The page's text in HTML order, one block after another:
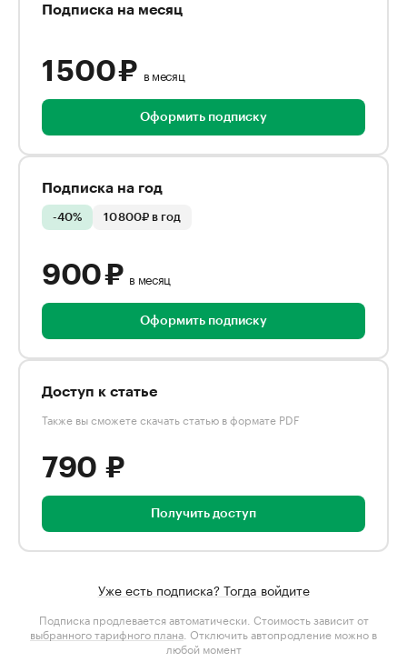
Подписка на месяц
1 500 ₽ в месяц
Оформить подписку
Подписка на год
-40% 10 800₽ в год
900 ₽ в месяц
Оформить подписку
Доступ к статье
Также вы сможете скачать статью в формате PDF
790 ₽
Получить доступ
Уже есть подписка? Тогда войдите
Подписка продлевается автоматически. Стоимость зависит от
выбранного тарифного плана . Отключить автопродление можно в
любой момент